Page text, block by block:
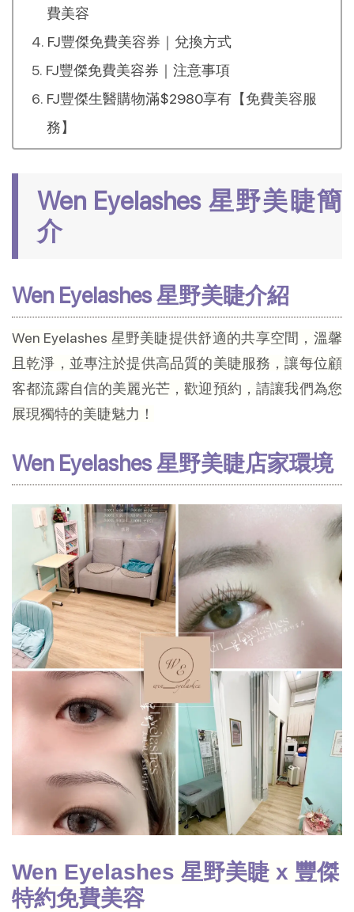
費美容
FJ豐傑免費美容券｜兌換方式
FJ豐傑免費美容券｜注意事項
FJ豐傑生醫購物滿$2980享有【免費美容服
務】
Wen Eyelashes 星野美睫簡
介
Wen Eyelashes 星野美睫介紹
Wen Eyelashes 星野美睫提供舒適的共享空間，溫馨
且乾淨，並專注於提供高品質的美睫服務，讓每位顧
客都流露自信的美麗光芒，歡迎預約，請讓我們為您
展現獨特的美睫魅力！
Wen Eyelashes 星野美睫店家環境
Wen Eyelashes 星野美睫 x 豐傑
特約免費美容